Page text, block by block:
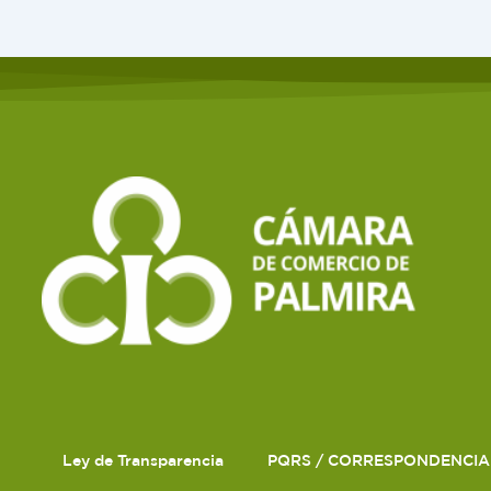
Ley de Transparencia PQRS / CORRESPONDENCIA